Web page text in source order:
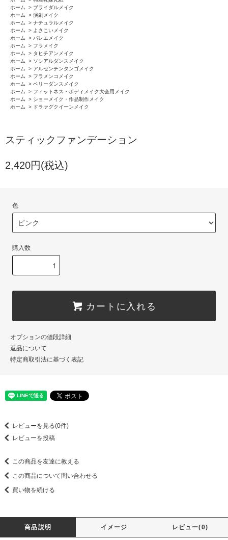
ホーム
> ブライダルメイク
ホーム
> 演劇メイク
ホーム
> ナチュラルメイク
ホーム
> よさこいメイク
ホーム
> バレエメイク
ホーム
> フラメイク
ホーム
> タヒチアンメイク
ホーム
> ソシアルダンスメイク
ホーム
> アルゼンチンタンゴメイク
ホーム
> フラメンコメイク
ホーム
> ベリーダンスメイク
ホーム
> フィットネス・ボディメイク大会用メイク
ホーム
> ショーメイク・作品制作メイク
ホーム
> ドラァグクイーンメイク
スティックファンデーション
2,420円(税込)
色
購入数
カートに入れる
オプションの値段詳細
返品について
特定商取引法に基づく表記
レビューを見る(0件)
レビューを投稿
この商品を友達に教える
この商品について問い合わせる
買い物を続ける
商品説明 イメージ レビュー(0)